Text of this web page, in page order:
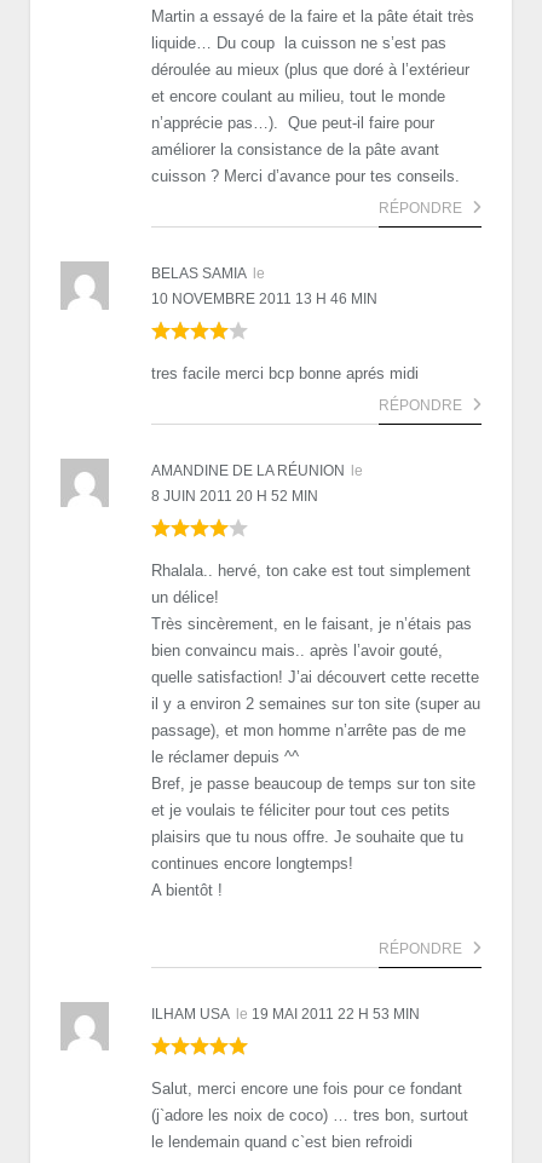
Martin a essayé de la faire et la pâte était très
liquide… Du coup la cuisson ne s’est pas
déroulée au mieux (plus que doré à l’extérieur
et encore coulant au milieu, tout le monde
n’apprécie pas…). Que peut-il faire pour
améliorer la consistance de la pâte avant
cuisson ? Merci d’avance pour tes conseils.
RÉPONDRE
BELAS SAMIA le
10 NOVEMBRE 2011 13 H 46 MIN
tres facile merci bcp bonne aprés midi
RÉPONDRE
AMANDINE DE LA RÉUNION le
8 JUIN 2011 20 H 52 MIN
Rhalala.. hervé, ton cake est tout simplement
un délice!
Très sincèrement, en le faisant, je n’étais pas
bien convaincu mais.. après l’avoir gouté,
quelle satisfaction! J’ai découvert cette recette
il y a environ 2 semaines sur ton site (super au
passage), et mon homme n’arrête pas de me
le réclamer depuis ^^
Bref, je passe beaucoup de temps sur ton site
et je voulais te féliciter pour tout ces petits
plaisirs que tu nous offre. Je souhaite que tu
continues encore longtemps!
A bientôt !
RÉPONDRE
ILHAM USA le 19 MAI 2011 22 H 53 MIN
Salut, merci encore une fois pour ce fondant
(j`adore les noix de coco) … tres bon, surtout
le lendemain quand c`est bien refroidi